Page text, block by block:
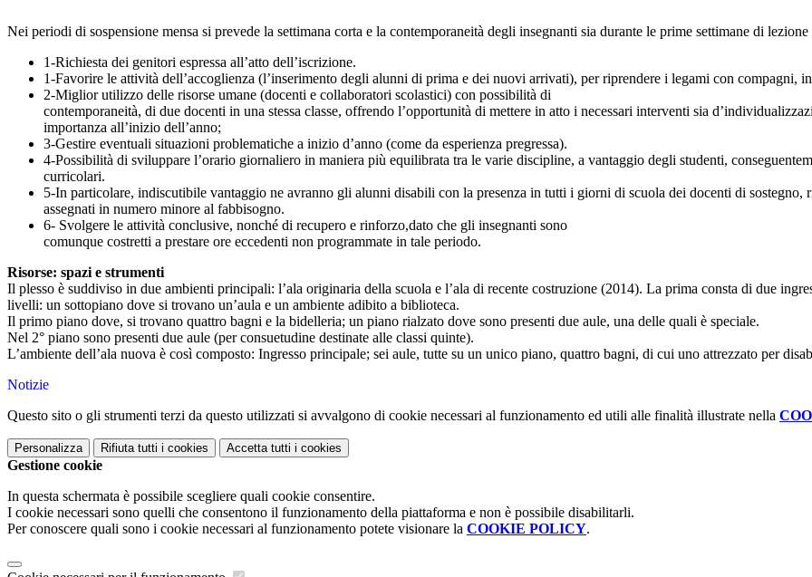
Nei periodi di sospensione mensa si prevede la settimana corta e la contemporaneità degli insegnanti sia durante le prime settimane di
1-Richiesta dei genitori espressa all’atto dell’iscrizione.
1-Favorire le attività dell’accoglienza (l’inserimento degli alunni di prima e dei nuovi arrivati), per riprendere i legami con compagni,
2-Miglior utilizzo delle risorse umane (docenti e collaboratori scolastici) con possibilità di
contemporaneità, di due docenti in una stessa classe, offrendo l’opportunità di mettere in atto i necessari interventi sia
importanza all’inizio dell’anno;
3-Gestire eventuali situazioni problematiche a inizio d’anno (come da esperienza pregressa).
4-Possibilità di sviluppare l’orario giornaliero in maniera più equilibrata tra le varie discipline, a vantaggio degli studenti,
curricolari.
5-In particolare, indiscutibile vantaggio ne avranno gli alunni disabili con la presenza in tutti i giorni di scuola dei docenti di sostegno,
assegnati in numero minore al fabbisogno.
6- Svolgere le attività conclusive, nonché di recupero e rinforzo,dato che gli insegnanti sono
comunque costretti a prestare ore eccedenti non programmate in tale periodo.
Risorse: spazi e strumenti
Il plesso è suddiviso in due ambienti principali: l’ala originaria della scuola e l’ala di recente costruzione (2014). La prima consta di due
livelli: un sottopiano dove si trovano un’aula e un ambiente adibito a biblioteca.
Il primo piano dove, si trovano quattro bagni e la bidelleria; un piano rialzato dove sono presenti due aule, una delle quali è speciale.
Nel 2° piano sono presenti due aule (per consuetudine destinate alle classi quinte).
L’ambiente dell’ala nuova è così composto: Ingresso principale; sei aule, tutte su un unico piano, quattro bagni, di cui uno attrezzato per
Notizie
Questo sito o gli strumenti terzi da questo utilizzati si avvalgono di cookie necessari al funzionamento ed utili alle finalità illustrate nella
Personalizza Rifiuta tutti i cookies Accetta tutti i cookies
Gestione cookie
In questa schermata è possibile scegliere quali cookie consentire.
I cookie necessari sono quelli che consentono il funzionamento della piattaforma e non è possibile disabilitarli.
Per conoscere quali sono i cookie necessari al funzionamento potete visionare la COOKIE POLICY.